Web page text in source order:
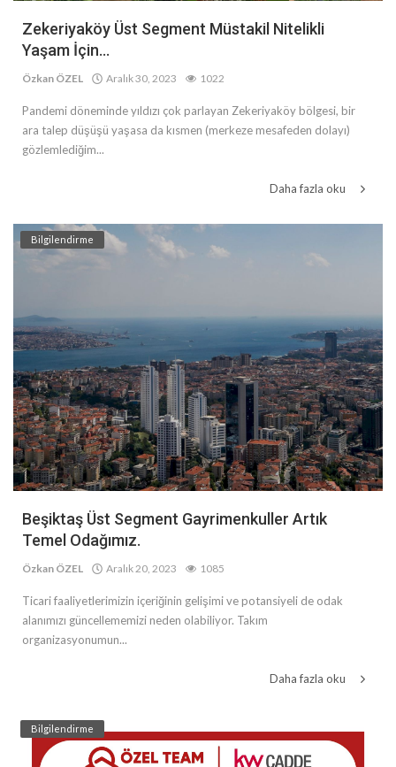
Zekeriyaköy Üst Segment Müstakil Nitelikli
Yaşam İçin...
Özkan ÖZEL Aralık 30, 2023 1022
Pandemi döneminde yıldızı çok parlayan Zekeriyaköy bölgesi, bir
ara talep düşüşü yaşasa da kısmen (merkeze mesafeden dolayı)
gözlemlediğim...
Daha fazla oku
Bilgilendirme
Beşiktaş Üst Segment Gayrimenkuller Artık
Temel Odağımız.
Özkan ÖZEL Aralık 20, 2023 1085
Ticari faaliyetlerimizin içeriğinin gelişimi ve potansiyeli de odak
alanımızı güncellememizi neden olabiliyor. Takım
organizasyonumun...
Daha fazla oku
Bilgilendirme